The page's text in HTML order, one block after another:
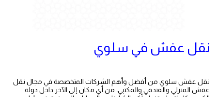
نقل عفش في سلوي
نقل عفش سلوي من أفضل وأهم الشركات المتخصصة في مجال نقل
عفش المنزلي والفندقي والمكتبي، من أي مكان إلى الآخر داخل دولة